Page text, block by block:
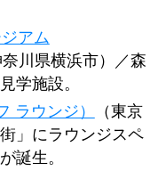
アム
奈川県横浜市）／森
学施設。
ラウンジ）
（東京
」にラウンジスペ
誕生。